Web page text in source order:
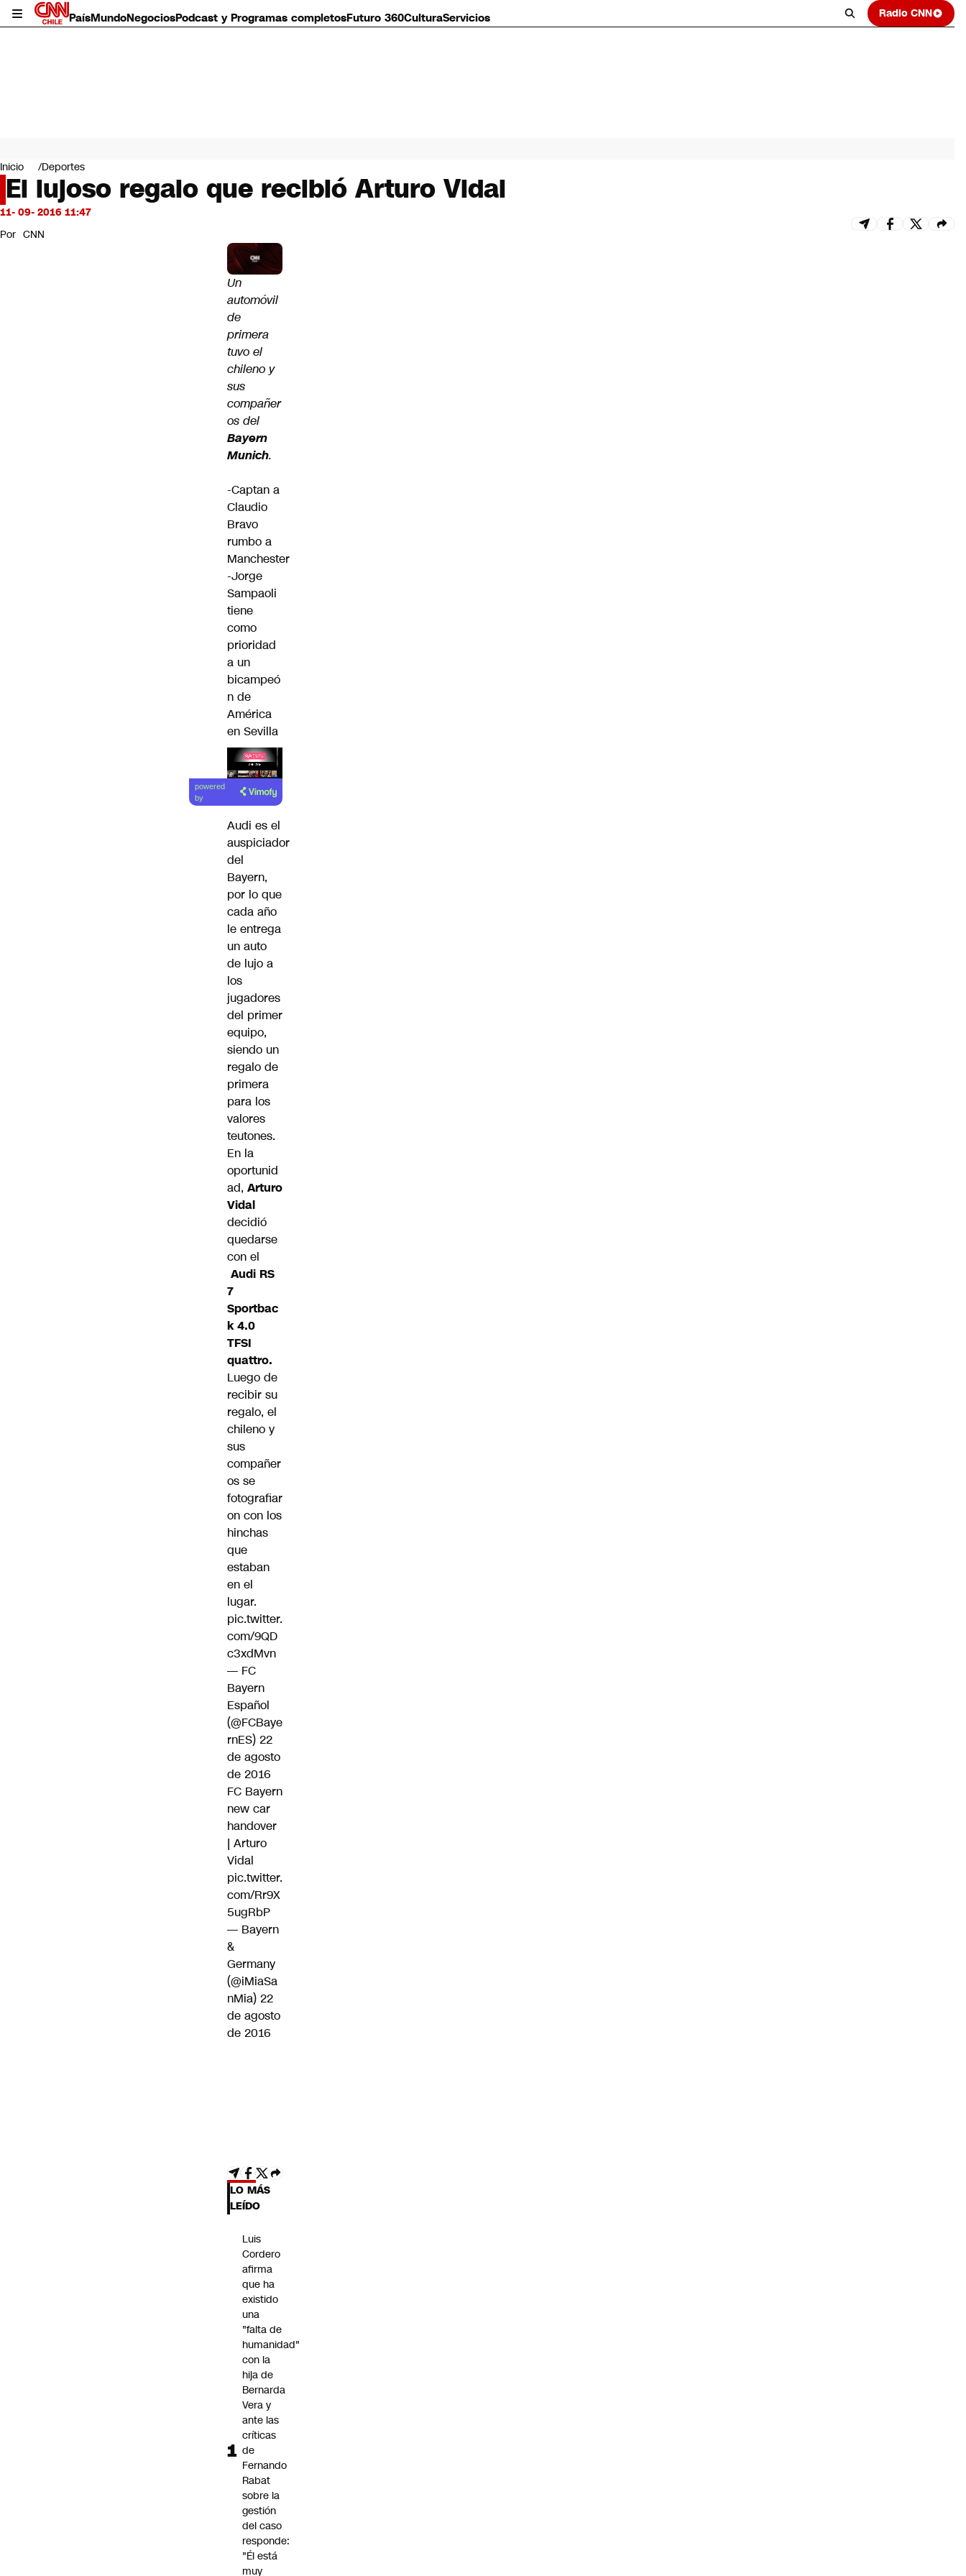
PaísMundoNegociosPodcast y Programas completosFuturo 360CulturaServicios Radio CNN
Mundo
Negocios
Deportes
Programas completos
Servicios
Inicio Deportes
El lujoso regalo que recibió Arturo Vidal
11- 09- 2016 11:47
Por CNN
Un
automóvil
de
primera
tuvo el
chileno y
sus
compañer
os del
Bayern
Munich.
-Captan a
Claudio
Bravo
rumbo a
Manchester
-Jorge
Sampaoli
tiene
como
prioridad
a un
bicampeó
n de
América
en Sevilla
Lea el
artículo
powered
by
Audi es el
auspiciador
del
Bayern,
por lo que
cada año
le entrega
un auto
de lujo a
los
jugadores
del primer
equipo,
siendo un
regalo de
primera
para los
valores
teutones.
En la
oportunid
ad, Arturo
Vidal
decidió
quedarse
con el
Audi RS
7
Sportbac
k 4.0
TFSI
quattro.
Luego de
recibir su
regalo, el
chileno y
sus
compañer
os se
fotografiar
on con los
hinchas
que
estaban
en el
lugar.
pic.twitter.
com/9QD
c3xdMvn
— FC
Bayern
Español
(@FCBaye
rnES) 22
de agosto
de 2016
FC Bayern
new car
handover
| Arturo
Vidal
pic.twitter.
com/Rr9X
5ugRbP
— Bayern
&
Germany
(@iMiaSa
nMia) 22
de agosto
de 2016
LO MÁS
LEÍDO
Luis
Cordero
afirma
que ha
existido
una
"falta de
humanidad"
con la
hija de
Bernarda
Vera y
ante las
críticas
de
Fernando
Rabat
sobre la
gestión
del caso
responde:
"Él está
muy